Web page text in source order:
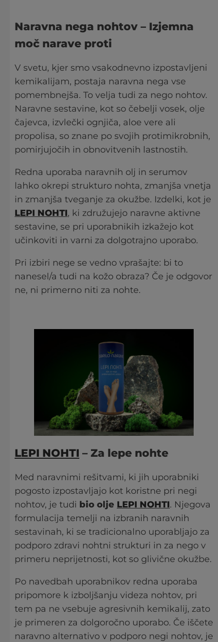
Naravna nega nohtov – Izjemna
moč narave proti
V svetu, kjer smo vsakodnevno izpostavljeni
kemikalijam, postaja naravna nega vse
pomembnejša. To velja tudi za nego nohtov.
Naravne sestavine, kot so čebelji vosek, olje
čajevca, izvlečki ognjiča, aloe vere ali
propolisa, so znane po svojih protimikrobnih,
pomirjujočih in obnovitvenih lastnostih.
Redna uporaba naravnih olj in serumov
lahko okrepi strukturo nohta, zmanjša vnetja
in zmanjša tveganje za okužbe. Izdelki, kot je
LEPI NOHTI, ki združujejo naravne aktivne
sestavine, se pri uporabnikih izkažejo kot
učinkoviti in varni za dolgotrajno uporabo.
Pri izbiri nege se vedno vprašajte: bi to
nanesel/a tudi na kožo obraza? Če je odgovor
ne, ni primerno niti za nohte.
LEPI NOHTI – Za lepe nohte
Med naravnimi rešitvami, ki jih uporabniki
pogosto izpostavljajo kot koristne pri negi
nohtov, je tudi bio olje LEPI NOHTI. Njegova
formulacija temelji na izbranih naravnih
sestavinah, ki se tradicionalno uporabljajo za
podporo zdravi nohtni strukturi in za nego v
primeru neprijetnosti, kot so glivične okužbe.
Po navedbah uporabnikov redna uporaba
pripomore k izboljšanju videza nohtov, pri
tem pa ne vsebuje agresivnih kemikalij, zato
je primeren za dolgoročno uporabo. Če iščete
naravno alternativo v podporo negi nohtov, je